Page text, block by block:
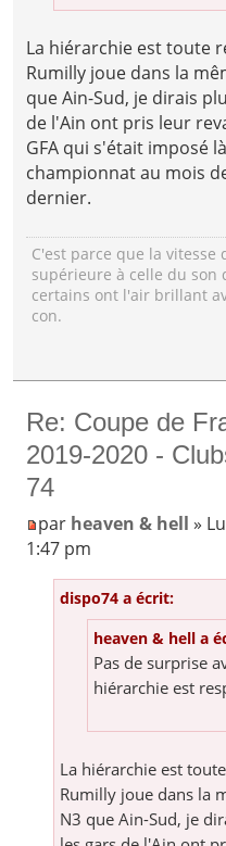
La hiérarchie est toute
Rumilly joue dans la
que Ain-Sud, je dirais
de l'Ain ont pris leur
GFA qui s'était imposé
championnat au mois
dernier.
C'est parce que la vitesse
supérieure à celle du son
certains ont l'air brillant
con.
Re: Coupe de
2019-2020 -
74
par heaven & hell »
1:47 pm
dispo74 a écrit:
heaven & hell a
Pas de surprise
hiérarchie est
La hiérarchie est
Rumilly joue dans la
N3 que Ain-Sud, je